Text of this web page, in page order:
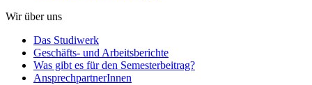
Wir über uns
Das Studiwerk
Geschäfts- und Arbeitsberichte
Was gibt es für den Semesterbeitrag?
AnsprechpartnerInnen